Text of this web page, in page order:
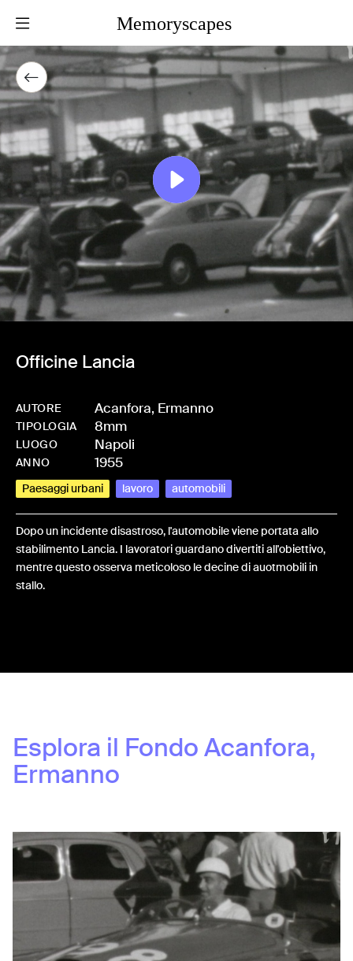
Memoryscapes
Officine Lancia
AUTORE Acanfora, Ermanno
TIPOLOGIA 8mm
LUOGO Napoli
ANNO 1955
Paesaggi urbani lavoro automobili
Dopo un incidente disastroso, l'automobile viene portata allo
stabilimento Lancia. I lavoratori guardano divertiti all'obiettivo,
mentre questo osserva meticoloso le decine di auotmobili in
stallo.
Esplora il FondoAcanfora,
Ermanno